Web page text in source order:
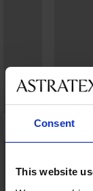
Consent
This website